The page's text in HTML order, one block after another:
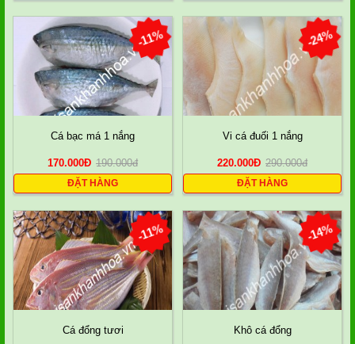
-11%
Cá bạc má 1 nắng
170.000Đ 190.000đ
ĐẶT HÀNG
-24%
Vi cá đuối 1 nắng
220.000Đ 290.000đ
ĐẶT HÀNG
-11%
Cá đổng tươi
-14%
Khô cá đổng